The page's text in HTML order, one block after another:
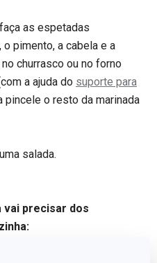
as espetadas
o pimento, a cabela e a
churrasco ou no forno
a ajuda do suporte para
pincele o resto da marinada
salada.
vai precisar dos